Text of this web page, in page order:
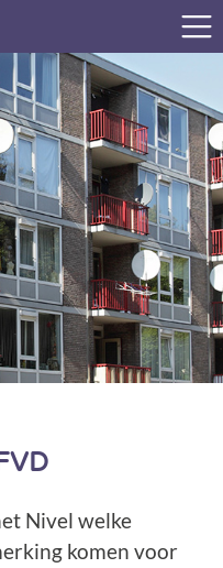
Nivel welke
komen voor